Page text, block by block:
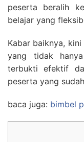
peserta beralih
belajar yang
Kabar baiknya,
yang tidak
terbukti efektif
peserta yang
baca juga: bimbel